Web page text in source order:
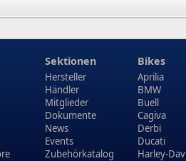
Sektionen
Hersteller
Händler
Mitglieder
Dokumente
News
Events
Zubehörkatalog
Bikes
Aprilia
BMW
Buell
Cagiva
Derbi
Ducati
Harley-